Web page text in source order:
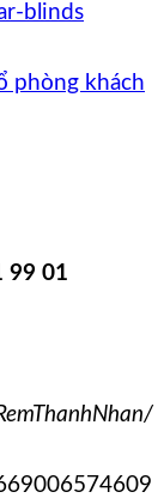
blinds
phòng khách
01